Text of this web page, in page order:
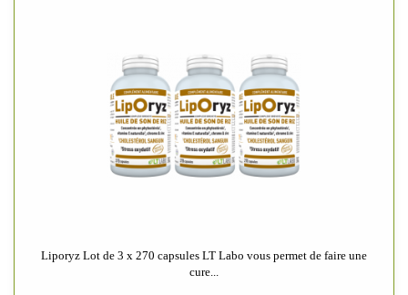
Liporyz Lot de 3 x 270 capsules LT Labo vous permet de faire une
cure...